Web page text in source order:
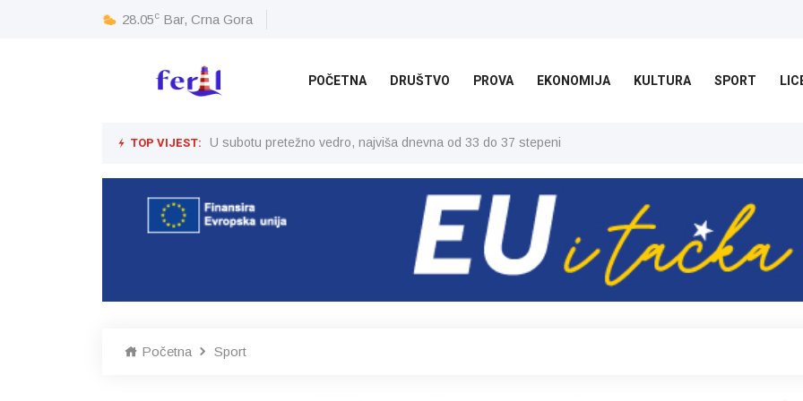
28.05c Bar, Crna Gora
POČETNA DRUŠTVO PROVA EKONOMIJA KULTURA SPORT
TOP VIJEST: U subotu pretežno vedro, najviša dnevna od 33 do 37 stepeni
Početna Sport